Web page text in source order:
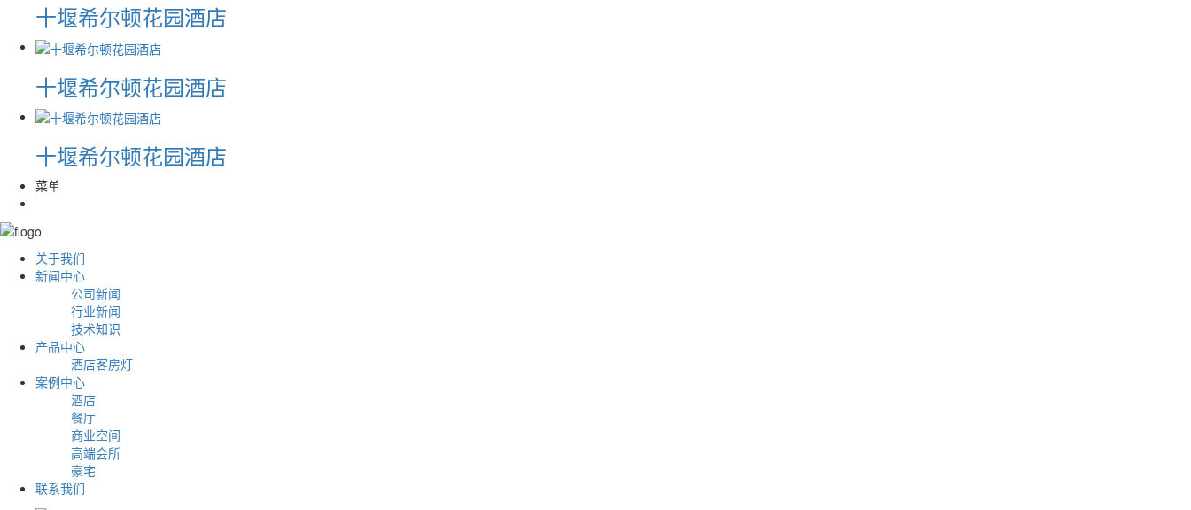
十堰希尔顿花园酒店
十堰希尔顿花园酒店
十堰希尔顿花园酒店
菜单
关于我们
新闻中心
公司新闻
行业新闻
技术知识
产品中心
酒店客房灯
案例中心
酒店
餐厅
商业空间
高端会所
豪宅
联系我们